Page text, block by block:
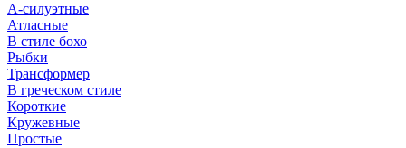
А-силуэтные
Атласные
В стиле бохо
Рыбки
Трансформер
В греческом стиле
Короткие
Кружевные
Простые